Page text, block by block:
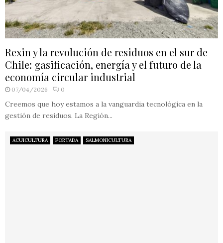
Rexin y la revolución de residuos en el sur de
Chile: gasificación, energía y el futuro de la
economía circular industrial
07/04/2026 0
Creemos que hoy estamos a la vanguardia tecnológica en la
gestión de residuos. La Región...
ACUICULTURA PORTADA SALMONICULTURA